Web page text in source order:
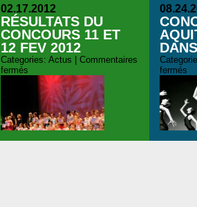
02.17.2012
RÉSULTATS DU
CONCOURS 11 ET
12 FEV 2012
Categories: Actus
Commentaires
fermés
fermés